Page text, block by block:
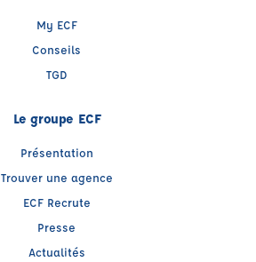
My ECF
Conseils
TGD
Le groupe ECF
Présentation
Trouver une agence
ECF Recrute
Presse
Actualités